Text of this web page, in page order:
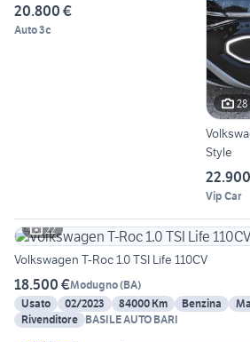
20.800 €
Auto 3c
28
Style
Vip Car
22
Volkswagen T-Roc 1.0 TSI Life 110CV
18.500 €Modugno(BA)
Usato
02/2023 84000 Km Benzina
Rivenditore BASILE AUTO BARI